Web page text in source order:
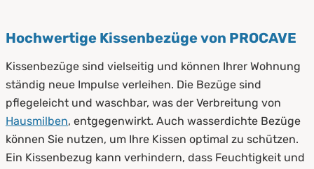
Hochwertige Kissenbezüge von PROCAVE
Kissenbezüge sind vielseitig und können Ihrer Wohnung
ständig neue Impulse verleihen. Die Bezüge sind
pflegeleicht und waschbar, was der Verbreitung von
Hausmilben, entgegenwirkt. Auch wasserdichte Bezüge
können Sie nutzen, um Ihre Kissen optimal zu schützen.
Ein Kissenbezug kann verhindern, dass Feuchtigkeit und